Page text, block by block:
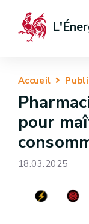
Accueil
pour
18.03.2025